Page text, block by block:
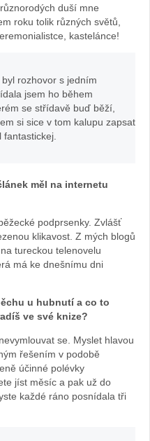
duší mne
roku tolik různých světů,
kastelánce!
rozhovor s jedním
jsem ho během
se střídavě buď běží,
si sice v tom kalupu zapsat
měl na internetu
podprsenky. Zvlášť
klikavost. Z mých blogů
tureckou telenovelu
má ke dnešnímu dni
u hubnutí a co to
ve své knize?
se. Myslet hlavou
řešením v podobě
účinné polévky
jíst měsíc a pak už do
každé ráno posnídala tři